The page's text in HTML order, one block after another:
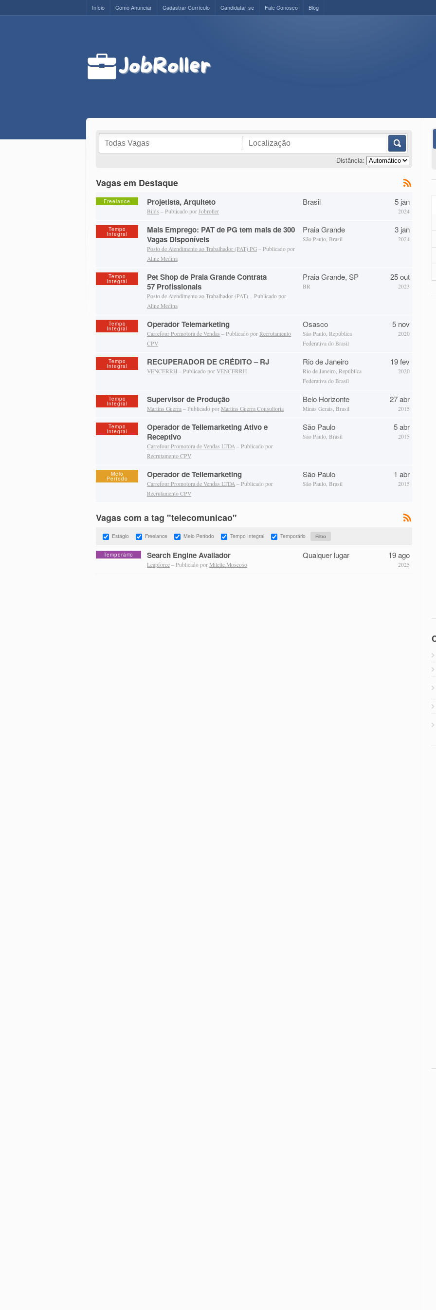
Início Como Anunciar Cadastrar Currículo Candidatar-se Fale Conosco Blog
Distância:
Vagas em Destaque
Freelance Projetista, Arquiteto
Bilds – Publicado por Jobroller
Brasil 5 jan
2024
Tempo
Integral
Mais Emprego: PAT de PG tem mais de 300
Vagas Disponíveis
Posto de Atendimento ao Trabalhador (PAT) PG – Publicado por
Aline Medina
Praia Grande
São Paulo, Brasil
3 jan
2024
Tempo
Integral
Pet Shop de Praia Grande Contrata
57 Profissionais
Posto de Atendimento ao Trabalhador (PAT) – Publicado por
Aline Medina
Praia Grande, SP
BR
25 out
2023
Tempo
Integral Operador Telemarketing
Carrefour Pormotora de Vendas – Publicado por Recrutamento
CPV
Osasco
São Paulo, República
Federativa do Brasil
5 nov
2020
Tempo
Integral RECUPERADOR DE CRÉDITO – RJ
VENCERRH – Publicado por VENCERRH
Rio de Janeiro
Rio de Janeiro, República
Federativa do Brasil
19 fev
2020
Tempo
Integral Supervisor de Produção
Martins Guerra – Publicado por Martins Guerra Consultoria
Belo Horizonte
Minas Gerais, Brasil
27 abr
2015
Tempo
Integral
Operador de Tellemarketing Ativo e
Receptivo
Carrefour Promotora de Vendas LTDA – Publicado por
Recrutamento CPV
São Paulo
São Paulo, Brasil
5 abr
2015
Meio
Período Operador de Tellemarketing
Carrefour Promotora de Vendas LTDA – Publicado por
Recrutamento CPV
São Paulo
São Paulo, Brasil
1 abr
2015
Vagas com a tag "telecomunicao"
Estágio Freelance Meio Período Tempo Integral Temporário
Temporário Search Engine Avaliador
Leapforce – Publicado por Milette Moscoso
Qualquer lugar 19 ago
2025